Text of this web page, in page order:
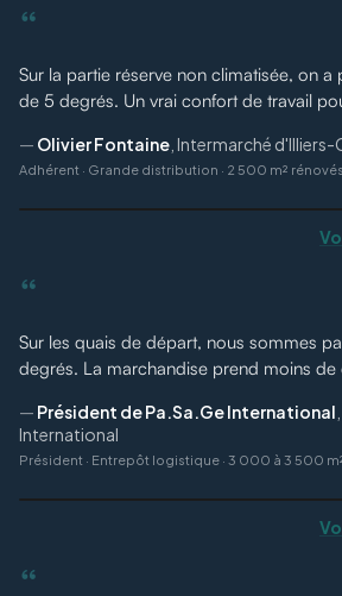
“
Sur la partie réserve non climatisée, on a
de 5 degrés. Un vrai confort de travail
— Olivier Fontaine Intermarché
Adhérent · Grande distribution · 2 500 m² rénovés
“
Sur les quais de départ, nous sommes
degrés. La marchandise prend moins
— Président de Pa.Sa.Ge International
International
Président · Entrepôt logistique · 3 000 à 3 500